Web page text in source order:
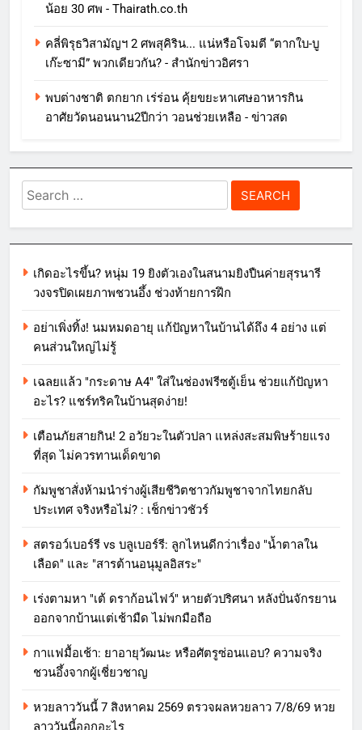
น้อย 30 ศพ - Thairath.co.th
คลี่พิรุธวิสามัญฯ 2 ศพสุคิริน... แน่หรือโจมตี “ตากใบ-บู
เก๊ะซามี” พวกเดียวกัน? - สำนักข่าวอิศรา
พบต่างชาติ ตกยาก เร่ร่อน คุ้ยขยะหาเศษอาหารกิน
อาศัยวัดนอนนาน2ปีกว่า วอนช่วยเหลือ - ข่าวสด
Search
for:
เกิดอะไรขึ้น? หนุ่ม 19 ยิงตัวเองในสนามยิงปืนค่ายสุรนารี
วงจรปิดเผยภาพชวนอึ้ง ช่วงท้ายการฝึก
อย่าเพิ่งทิ้ง! นมหมดอายุ แก้ปัญหาในบ้านได้ถึง 4 อย่าง แต่
คนส่วนใหญ่ไม่รู้
เฉลยแล้ว "กระดาษ A4" ใส่ในช่องฟรีซตู้เย็น ช่วยแก้ปัญหา
อะไร? แชร์ทริคในบ้านสุดง่าย!
เตือนภัยสายกิน! 2 อวัยวะในตัวปลา แหล่งสะสมพิษร้ายแรง
ที่สุด ไม่ควรทานเด็ดขาด
กัมพูชาสั่งห้ามนำร่างผู้เสียชีวิตชาวกัมพูชาจากไทยกลับ
ประเทศ จริงหรือไม่? : เช็กข่าวชัวร์
สตรอว์เบอร์รี vs บลูเบอร์รี: ลูกไหนดีกว่าเรื่อง "น้ำตาลใน
เลือด" และ "สารต้านอนุมูลอิสระ"
เร่งตามหา "เต้ ดราก้อนไฟว์" หายตัวปริศนา หลังปั่นจักรยาน
ออกจากบ้านแต่เช้ามืด ไม่พกมือถือ
กาแฟมื้อเช้า: ยาอายุวัฒนะ หรือศัตรูซ่อนแอบ? ความจริง
ชวนอึ้งจากผู้เชี่ยวชาญ
หวยลาววันนี้ 7 สิงหาคม 2569 ตรวจผลหวยลาว 7/8/69 หวย
ลาววันนี้ออกอะไร